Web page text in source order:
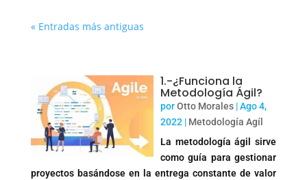
« Entradas más antiguas
1.-¿Funciona la
Metodología Ágil?
porOtto Morales|Ago 4,
2022| Metodología Agíl
La metodología ágil sirve
como guía para gestionar
proyectos basándose en la entrega constante de valor